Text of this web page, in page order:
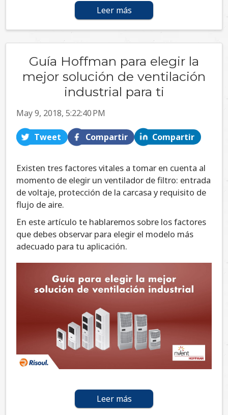
Leer más
Guía Hoffman para elegir la
mejor solución de ventilación
industrial para ti
May 9, 2018, 5:22:40 PM
Tweet Compartir Compartir
Existen tres factores vitales a tomar en cuenta al
momento de elegir un ventilador de filtro: entrada
de voltaje, protección de la carcasa y requisito de
flujo de aire.
En este artículo te hablaremos sobre los factores
que debes observar para elegir el modelo más
adecuado para tu aplicación.
Leer más